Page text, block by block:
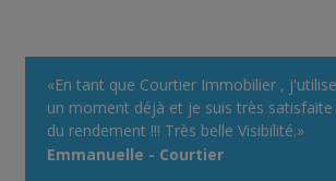
«En tant que Courtier Immobilier ,
un moment déjà et je suis très satisfaite
du rendement !!! Très belle Visibilité.»
Emmanuelle - Courtier